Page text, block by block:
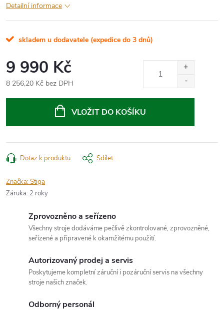
Detailní informace
skladem u dodavatele (expedice do 3 dnů)
9 990 Kč
8 256,20 Kč bez DPH
VLOŽIT DO KOŠÍKU
Dotaz k produktu Sdílet
Značka:Stiga
Záruka: 2 roky
Zprovozněno a seřízeno
Všechny stroje dodáváme pečlivě zkontrolované, zprovozněné,
seřízené a připravené k okamžitému použití.
Autorizovaný prodej a servis
Poskytujeme kompletní záruční i pozáruční servis na všechny
stroje našich značek.
Odborný personál